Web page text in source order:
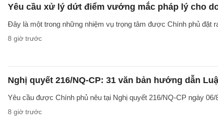
Yêu cầu xử lý dứt điểm vướng mắc pháp lý cho
Đây là một trong những nhiệm vụ trọng tâm được Chính phủ đặt
8 giờ trước
Nghị quyết 216/NQ-CP: 31 văn bản hướng dẫn
Yêu cầu được Chính phủ nêu tại Nghị quyết 216/NQ-CP ngày
8 giờ trước